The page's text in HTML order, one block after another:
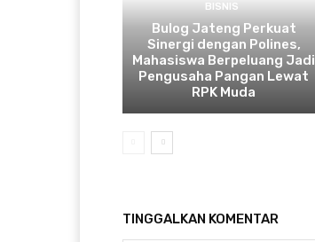
BISNIS
Bulog Jateng Perkuat
Sinergi dengan Polines,
Mahasiswa Berpeluang Jadi
Pengusaha Pangan Lewat
RPK Muda
TINGGALKAN KOMENTAR